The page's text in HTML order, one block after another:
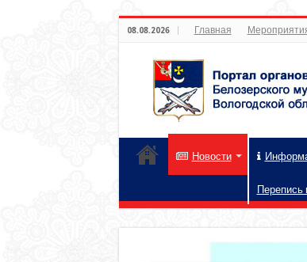
08.08.2026 Главная
Новости
Перепись